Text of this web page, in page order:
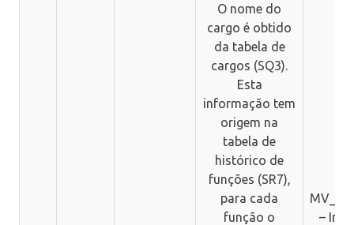
O nome do
cargo é obtido
da tabela de
cargos (SQ3).
Esta
informação tem
origem na
tabela de
histórico de
funções (SR7),
para cada
função o
–